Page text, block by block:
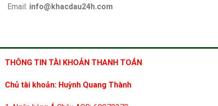
Email: info@khacdau24h.com
THÔNG TIN TÀI KHOẢN THANH TOÁN
Chủ tài khoản: Huỳnh Quang Thành